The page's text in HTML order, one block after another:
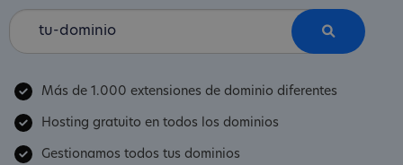
Más de 1.000 extensiones de dominio diferentes
Hosting gratuito en todos los dominios
Gestionamos todos tus dominios